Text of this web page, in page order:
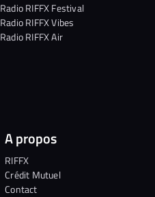
Radio RIFFX Festival
Radio RIFFX Vibes
Radio RIFFX Air
A propos
RIFFX
Crédit Mutuel
Contact